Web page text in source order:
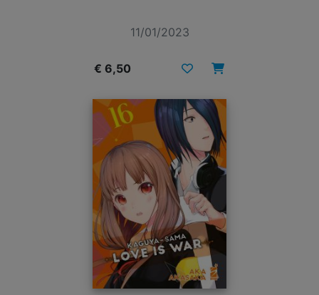
11/01/2023
€ 6,50